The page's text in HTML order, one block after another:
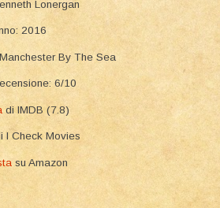
Lonergan
2016
By The Sea
6/10
di IMDB (7.8)
I Check Movies
su Amazon